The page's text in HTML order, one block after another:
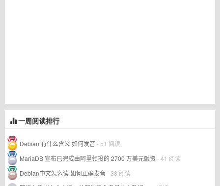
一周阅读排行
Debian 有什么含义 如何发音- 51 阅读
MariaDB 宣布已完成由阿里领投的 2700 万美元融资 - 41 阅读
Debian中文怎么读 如何正确发音- 38 阅读